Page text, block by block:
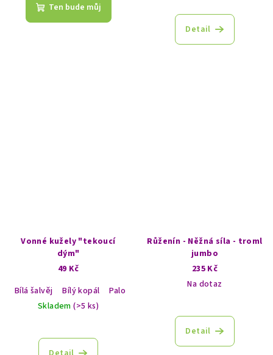
Ten bude můj
Detail
Vonné kužely "tekoucí
dým"
49 Kč
Bílá šalvěj
Bílý kopál Palo Santo
Skladem(>5 ks)
Růženín - Něžná síla - troml
jumbo
235 Kč
Na dotaz
Detail